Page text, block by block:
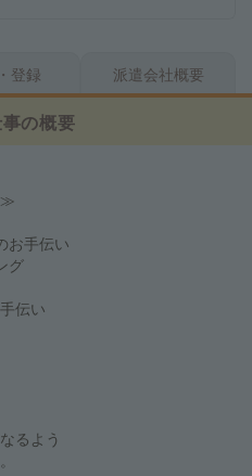
登録 派遣会社概要
の概要
≫
お手伝い
グ
伝い
るよう